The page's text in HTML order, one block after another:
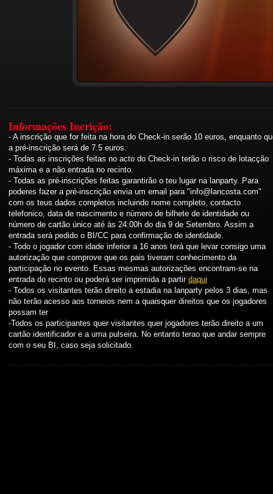
Informações Incrição:
- A inscrição que for feita na hora do Check-in serão 10 euros, enquanto
a pré-inscrição será de 7.5 euros.
- Todas as inscrições feitas no acto do Check-in terão o risco de lotacção
máxima e a não entrada no recinto.
- Todas as pré-inscrições feitas garantirão o teu lugar na lanparty. Para
poderes fazer a pré-inscrição envia um email para "info@lancosta.com"
com os teus dados completos incluindo nome completo, contacto
telefonico, data de nascimento e número de bilhete de identidade ou
número de cartão único até às 24:00h do dia 9 de Setembro. Assim a
entrada será pedido o BI/CC para confirmação de identidade.
- Todo o jogador com idade inferior a 16 anos terá que levar consigo uma
autorização que comprove que os pais tiveram conhecimento da
participação no evento. Essas mesmas autorizações encontram-se na
entrada do recinto ou poderá ser imprimida a partir daqui
- Todos os visitantes terão direito a estadia na lanparty pelos 3 dias, mas
não terão acesso aos torneios nem a quaisquer direitos que os jogadores
possam ter
-Todos os participantes quer visitantes quer jogadores terão direito a um
cartão identificador e a uma pulseira. No entanto terao que andar sempre
com o seu BI, caso seja solicitado.